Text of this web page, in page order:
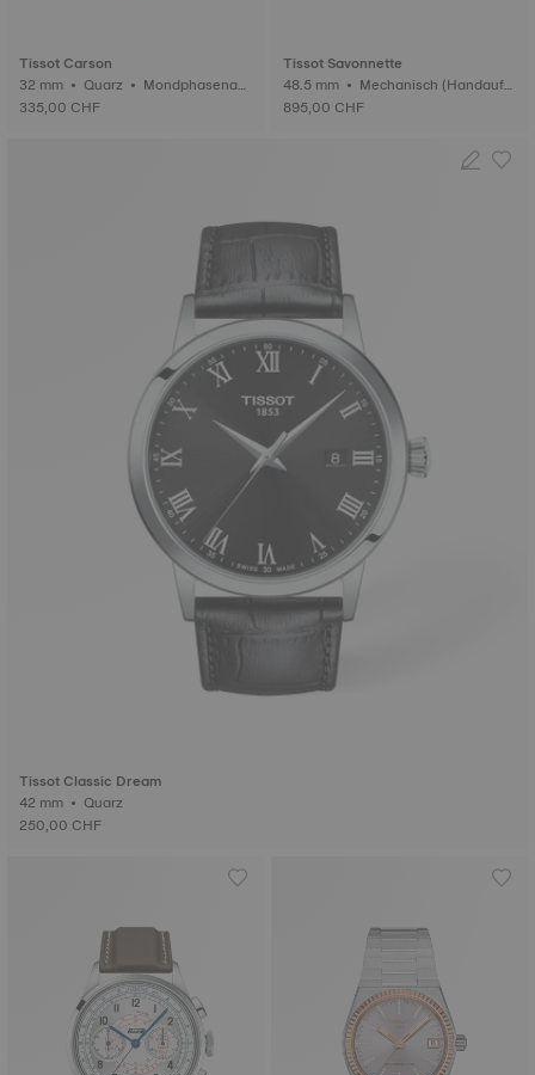
Tissot Carson
32 mm • Quarz • Mondphasenan
zeige
335,00 CHF
Tissot Savonnette
48.5 mm • Mechanisch (Handaufz
ug)
895,00 CHF
Tissot Classic Dream
42 mm • Quarz
250,00 CHF